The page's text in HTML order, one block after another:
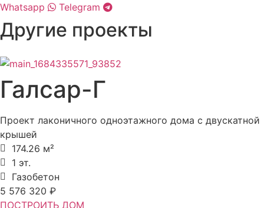
Whatsapp
Telegram
Другие проекты
Галсар-Г
Проект лаконичного одноэтажного дома с двускатной
крышей
174.26 м²
1 эт.
Газобетон
5 576 320 ₽
ПОСТРОИТЬ ДОМ